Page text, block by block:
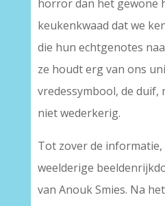
horror dan het gewone
keukenkwaad dat we
die hun echtgenotes
ze houdt erg van ons
vredessymbool, de duif,
niet wederkerig.
Tot zover de informatie,
weelderige
van Anouk Smies. Na